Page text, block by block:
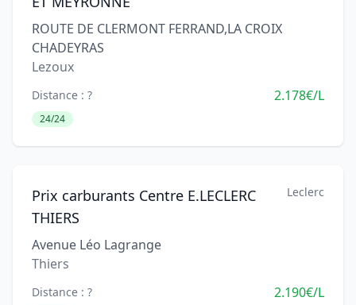
ROUTE DE CLERMONT FERRAND,LA CROIX
CHADEYRAS
Lezoux
Distance : ? 2.178€/L
24/24
Prix carburants Centre E.LECLERC
THIERS
Leclerc
Avenue Léo Lagrange
Thiers
Distance : ? 2.190€/L